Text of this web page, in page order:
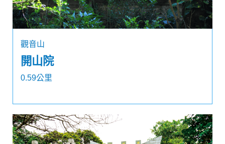
觀音山
開山院
0.59公里